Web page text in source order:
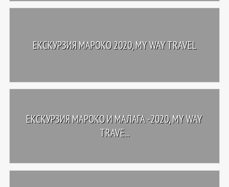
ЕКСКУРЗИЯ МАРОКО 2020, MY WAY TRAVEL
ЕКСКУРЗИЯ МАРОКО И МАЛАГА -2020, MY WAY
TRAVE...